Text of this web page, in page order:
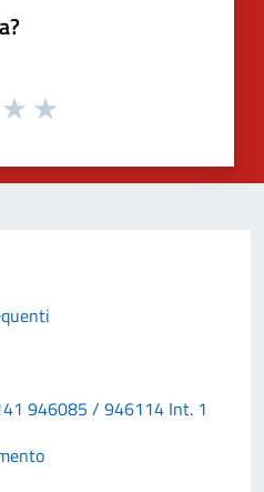
946085 / 946114 Int. 1